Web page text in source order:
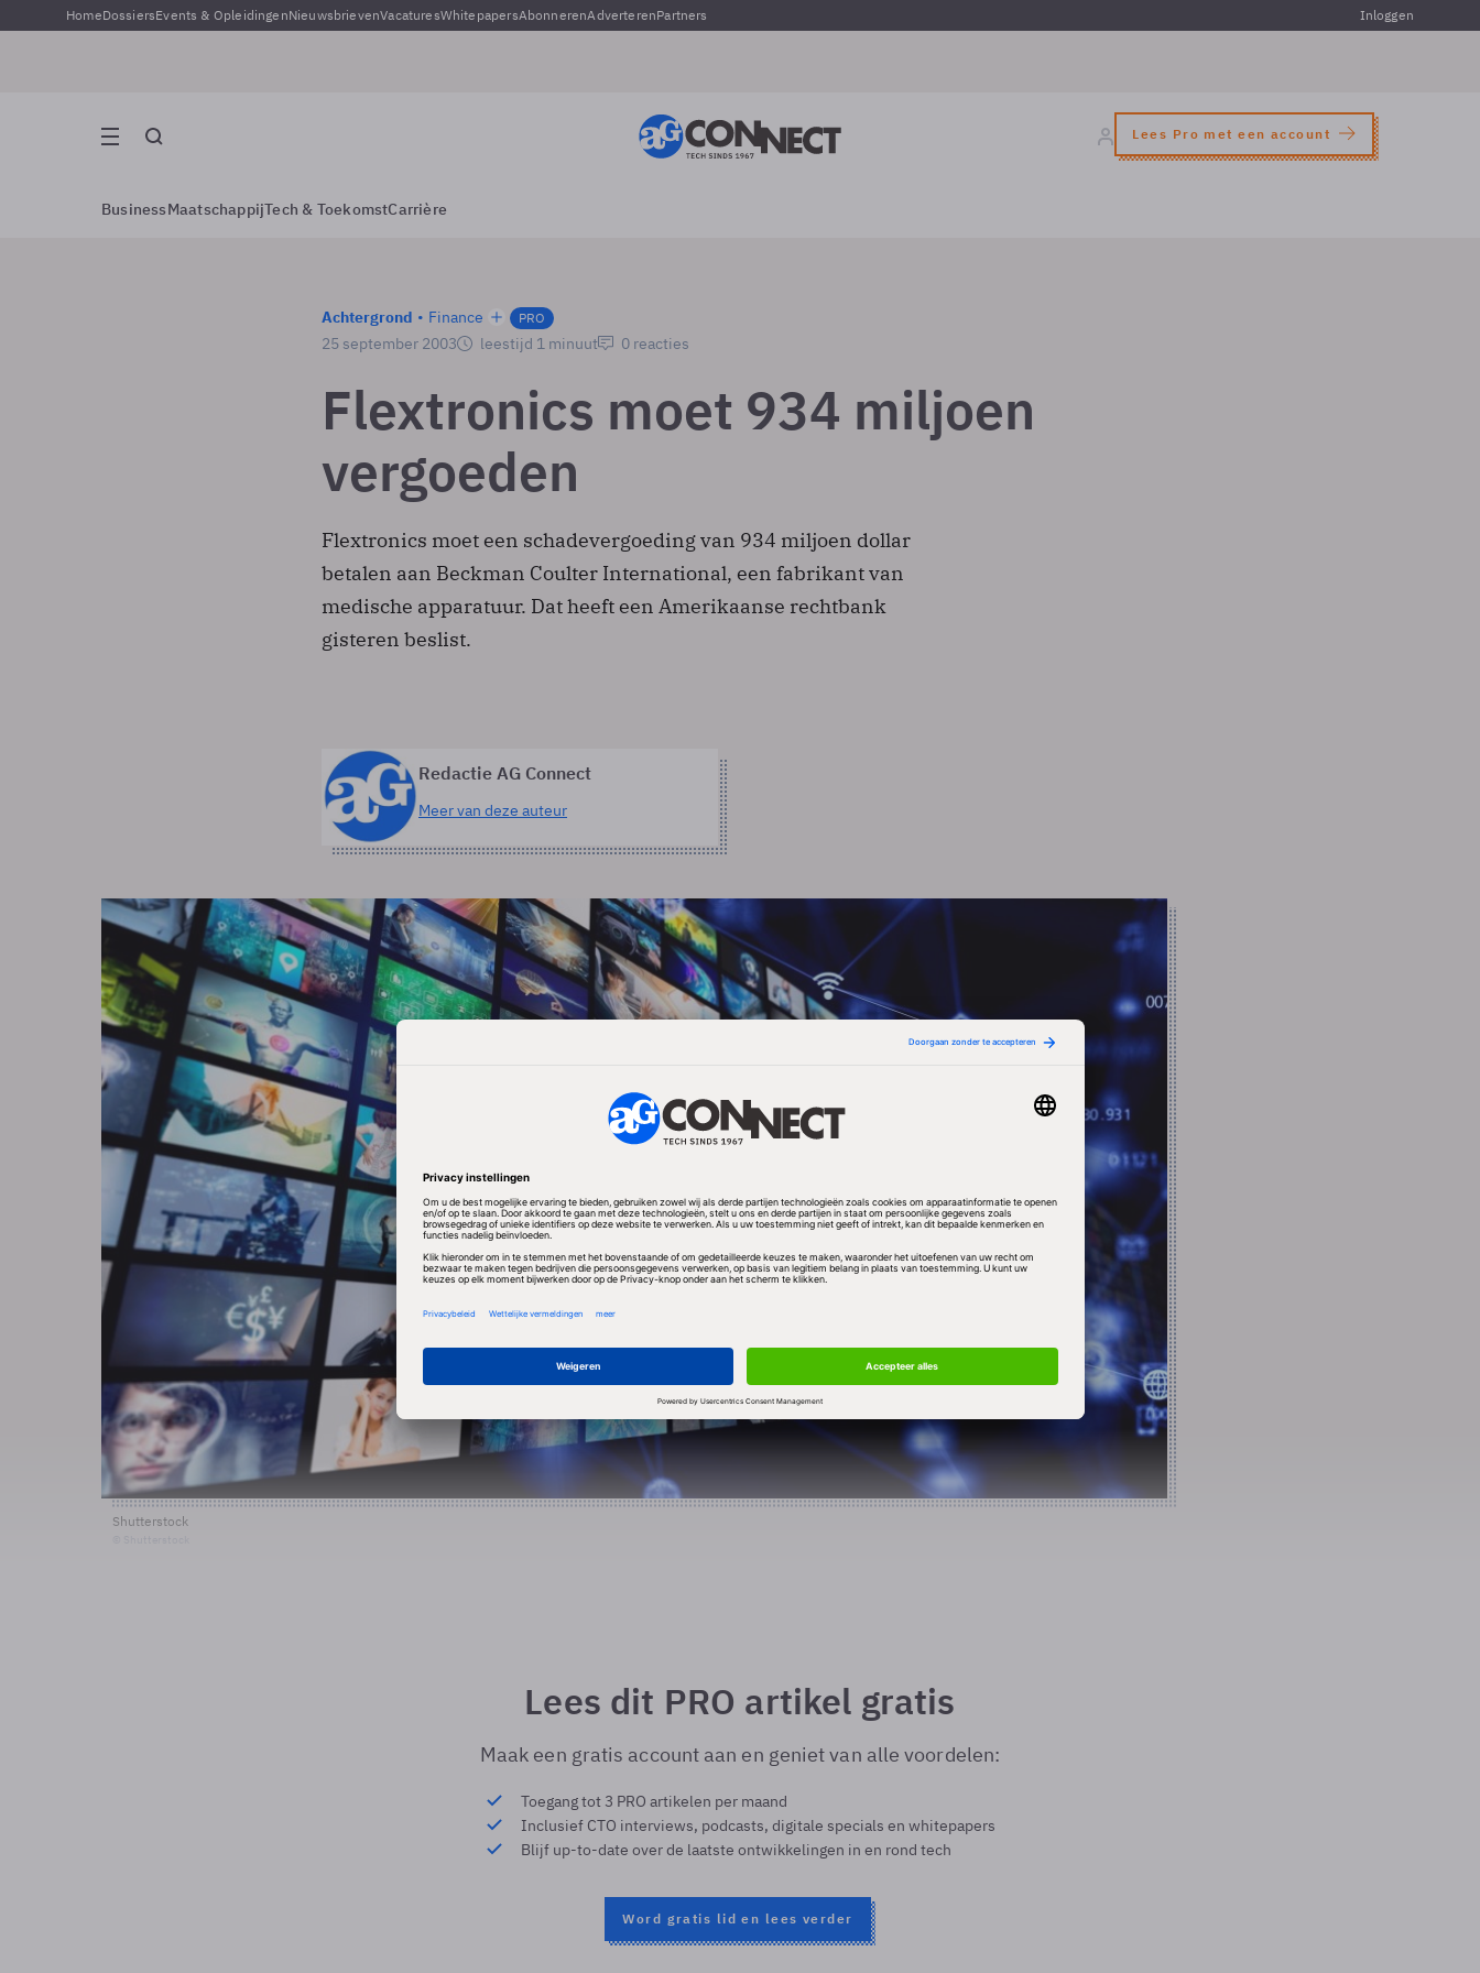
HomeDossiersEvents & OpleidingenNieuwsbrievenVacaturesWhitepapersAbonnerenAdverterenPartners Inloggen
Lees Pro met een account
BusinessMaatschappijTech & ToekomstCarrière
Achtergrond Finance PRO
25 september 2003 leestijd 1 minuut 0 reacties
Flextronics moet 934 miljoen
vergoeden
Flextronics moet een schadevergoeding van 934 miljoen dollar
betalen aan Beckman Coulter International, een fabrikant van
medische apparatuur. Dat heeft een Amerikaanse rechtbank
gisteren beslist.
Redactie AG Connect
Meer van deze auteur
Shutterstock
Lees dit PRO artikel gratis
Maak een gratis account aan en geniet van alle voordelen:
Toegang tot 3 PRO artikelen per maand
Inclusief CTO interviews, podcasts, digitale specials en whitepapers
Blijf up-to-date over de laatste ontwikkelingen in en rond tech
Word gratis lid en lees verder